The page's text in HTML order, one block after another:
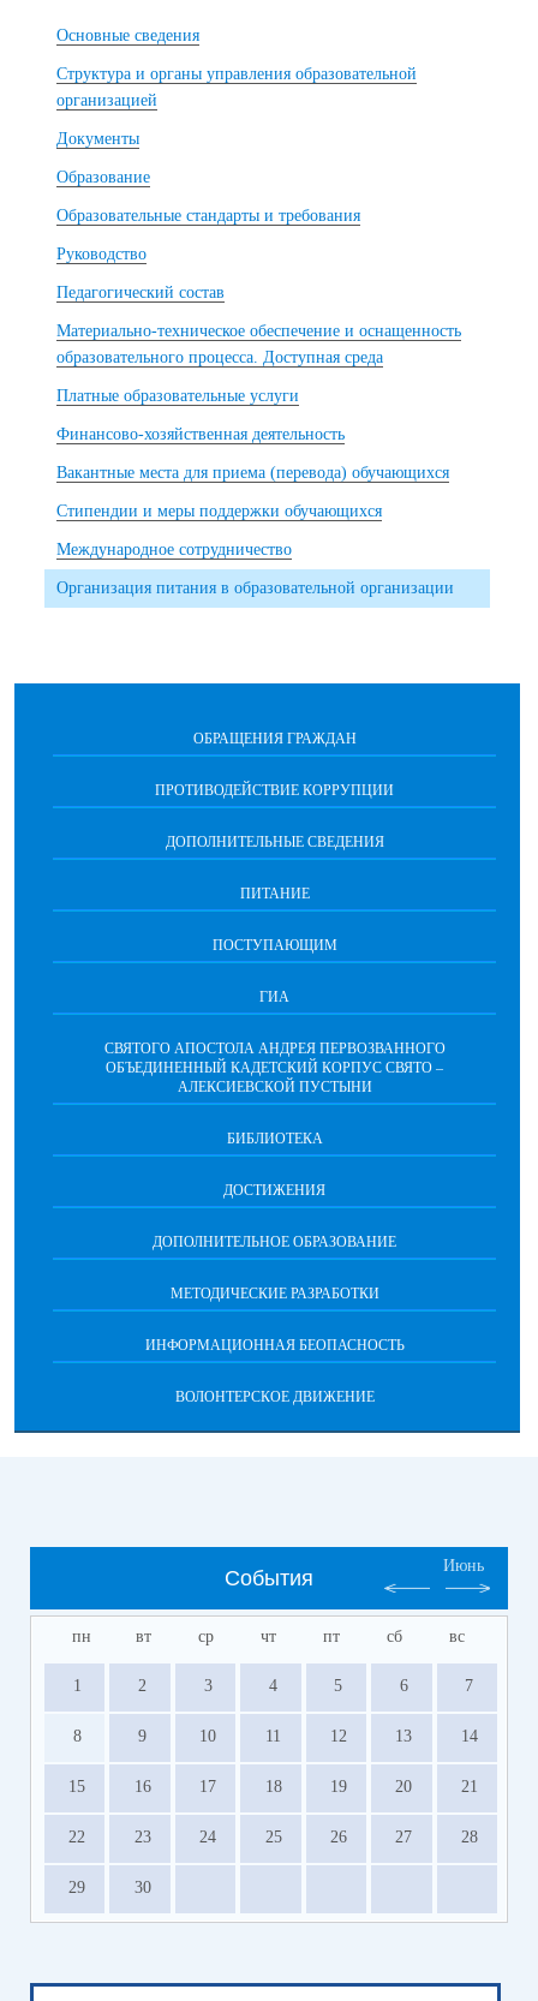
Основные сведения
Структура и органы управления образовательной
организацией
Документы
Образование
Образовательные стандарты и требования
Руководство
Педагогический состав
Материально-техническое обеспечение и оснащенность
образовательного процесса. Доступная среда
Платные образовательные услуги
Финансово-хозяйственная деятельность
Вакантные места для приема (перевода) обучающихся
Стипендии и меры поддержки обучающихся
Международное сотрудничество
Организация питания в образовательной организации
ОБРАЩЕНИЯ ГРАЖДАН
ПРОТИВОДЕЙСТВИЕ КОРРУПЦИИ
ДОПОЛНИТЕЛЬНЫЕ СВЕДЕНИЯ
ПИТАНИЕ
ПОСТУПАЮЩИМ
ГИА
СВЯТОГО АПОСТОЛА АНДРЕЯ ПЕРВОЗВАННОГО
ОБЪЕДИНЕННЫЙ КАДЕТСКИЙ КОРПУС СВЯТО –
АЛЕКСИЕВСКОЙ ПУСТЫНИ
БИБЛИОТЕКА
ДОСТИЖЕНИЯ
ДОПОЛНИТЕЛЬНОЕ ОБРАЗОВАНИЕ
МЕТОДИЧЕСКИЕ РАЗРАБОТКИ
ИНФОРМАЦИОННАЯ БЕОПАСНОСТЬ
ВОЛОНТЕРСКОЕ ДВИЖЕНИЕ
События
Июнь
пн вт ср чт пт сб вс
1 2 3 4 5 6 7
8 9 10 11 12 13 14
15 16 17 18 19 20 21
22 23 24 25 26 27 28
29 30